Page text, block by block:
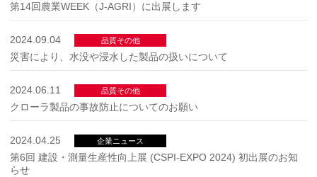
第14回農業WEEK（J-AGRI）に出展します
2024.09.04 品質その他
災害により、水没や浸水した製品の扱いについて
2024.06.11 品質その他
クローラ製品の事故防止についてのお願い
2024.04.25 企業ニュース
第6回 建設・測量生産性向上展 (CSPI-EXPO 2024) 初出展のお知
らせ